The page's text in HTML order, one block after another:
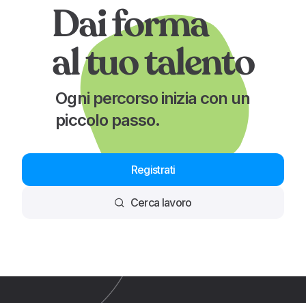
Dai forma
al tuo talento
Ogni percorso inizia con un
piccolo passo.
Registrati
Cerca lavoro